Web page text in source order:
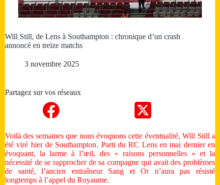
Will Still, de Lens à Southampton : chronique d’un crash
annoncé en treize matchs
3 novembre 2025
Partagez sur vos réseaux
Voilà des semaines que nous évoquons cette éventualité, Will Still a
été viré hier de Southampton. Parti du RC Lens en mai dernier en
évoquant, la larme à l’œil, des « raisons personnelles » et la
nécessité de se rapprocher de sa compagne qui avait des problèmes
de santé, l’ancien entraîneur Sang et Or n’aura pas résisté
longtemps à l’appel du Royaume.